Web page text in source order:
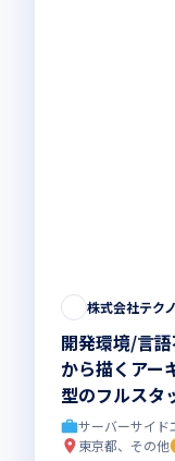
開発環境/言
から描くアー
型のフルスタ
直取引・最先
利厚生◎
サーバーサイド
東京都、その他